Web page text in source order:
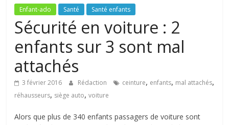
de
toute
famille
Enfant-ado Santé Santé enfants
Sécurité en voiture : 2
enfants sur 3 sont mal
attachés
3 février 2016 Rédaction ceinture, enfants, mal attachés,
réhausseurs, siège auto,voiture
Alors que plus de 340 enfants passagers de voiture sont